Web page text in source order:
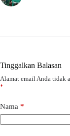
Tinggalkan Balasan
Alamat email Anda tidak
*
Nama *